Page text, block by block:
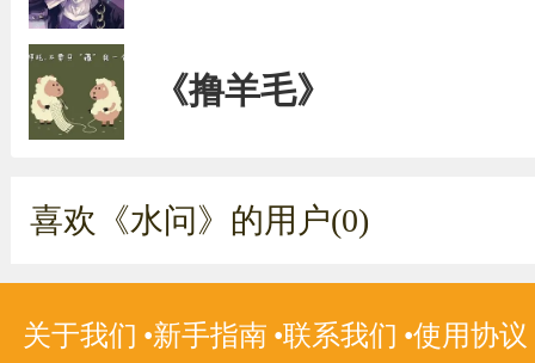
《撸羊毛》
喜欢《水问》的用户(0)
关于我们 新手指南 联系我们 使用协议